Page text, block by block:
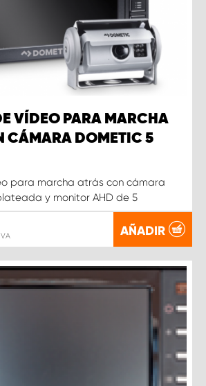
VÍDEO PARA MARCHA
CÁMARA DOMETIC 5
para marcha atrás con cámara
y monitor AHD de 5
AÑADIR